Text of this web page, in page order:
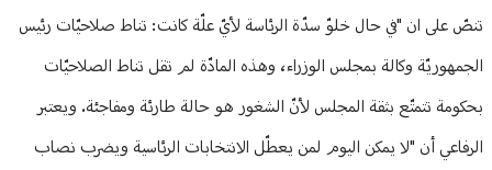
تنصّ على ان "في حال خلوّ سدّة الرئاسة لأيّ علّة كانت: تناط صلاحيّات رئيس
الجمهوريّة وكالة بمجلس الوزراء، وهذه المادّة لم تقل تناط الصلاحيّات
بحكومة تتمتّع بثقة المجلس لأنّ الشغور هو حالة طارئة ومفاجئة. ويعتبر
الرفاعي أن "لا يمكن اليوم لمن يعطّل الانتخابات الرئاسية ويضرب نصاب